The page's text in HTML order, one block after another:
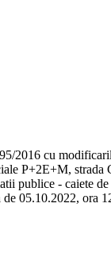
2016 cu
P+2E+M, strada
publice - caiete
de 05.10.2022, ora